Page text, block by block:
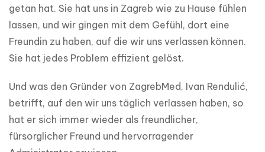
getan hat. Sie hat uns in Zagreb wie zu Hause fühlen
lassen, und wir gingen mit dem Gefühl, dort eine
Freundin zu haben, auf die wir uns verlassen können.
Sie hat jedes Problem effizient gelöst.
Und was den Gründer von ZagrebMed, Ivan Rendulić,
betrifft, auf den wir uns täglich verlassen haben, so
hat er sich immer wieder als freundlicher,
fürsorglicher Freund und hervorragender